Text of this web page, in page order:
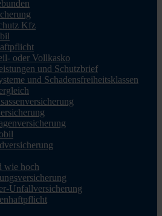
Kfz
oder Vollkasko
und Schutzbrief
und Schadensfreiheitsklassen
wie hoch
Unfallversicherung